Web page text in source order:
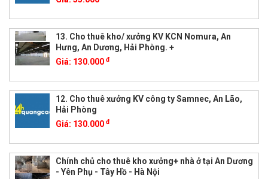
13. Cho thuê kho/ xưởng KV KCN Nomura, An
Hưng, An Dương, Hải Phòng. +
Giá: 130.000 đ
12. Cho thuê xưởng KV công ty Samnec, An Lão,
Hải Phòng
Giá: 130.000 đ
Chính chủ cho thuê kho xưởng+ nhà ở tại An Dương
- Yên Phụ - Tây Hồ - Hà Nội